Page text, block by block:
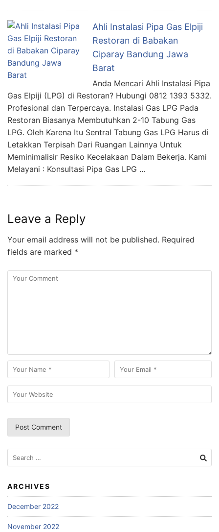
Ahli Instalasi Pipa Gas Elpiji
Restoran di Babakan
Ciparay Bandung Jawa
Barat
Anda Mencari Ahli Instalasi Pipa
Gas Elpiji (LPG) di Restoran? Hubungi 0812 1393 5332.
Profesional dan Terpercaya. Instalasi Gas LPG Pada
Restoran Biasanya Membutuhkan 2-10 Tabung Gas
LPG. Oleh Karena Itu Sentral Tabung Gas LPG Harus di
Letakkan Terpisah Dari Ruangan Lainnya Untuk
Meminimalisir Resiko Kecelakaan Dalam Bekerja. Kami
Melayani : Konsultasi Pipa Gas LPG …
Leave a Reply
Your email address will not be published. Required
fields are marked *
Search
for:
ARCHIVES
December 2022
November 2022